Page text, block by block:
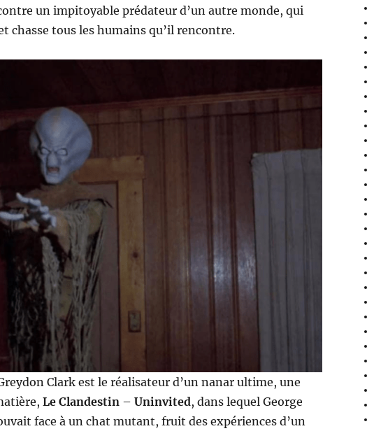
un impitoyable prédateur d’un autre monde, qui
chasse tous les humains qu’il rencontre.
Clark est le réalisateur d’un nanar ultime, une
Le Clandestin – Uninvited, dans lequel George
face à un chat mutant, fruit des expériences d’un